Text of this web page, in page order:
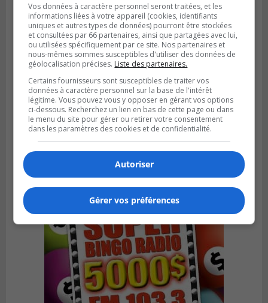
SAINT-CONSTANT
Publié le 4 août 2026 à 14h02
Saint-Constant signe une nouvelle
convention pour le bien de la population
Vos données à caractère personnel seront traitées, et les
informations liées à votre appareil (cookies, identifiants
uniques et autres types de données) pourront être stockées
et consultées par 66 partenaires, ainsi que partagées avec lui,
ou utilisées spécifiquement par ce site. Nos partenaires et
nous-mêmes sommes susceptibles d'utiliser des données de
géolocalisation précises. Liste des partenaires.
Certains fournisseurs sont susceptibles de traiter vos
données à caractère personnel sur la base de l'intérêt
légitime. Vous pouvez vous y opposer en gérant vos options
ci-dessous. Recherchez un lien en bas de cette page ou dans
le menu du site pour gérer ou retirer votre consentement
dans les paramètres des cookies et de confidentialité.
Autoriser
Gérer vos préférences